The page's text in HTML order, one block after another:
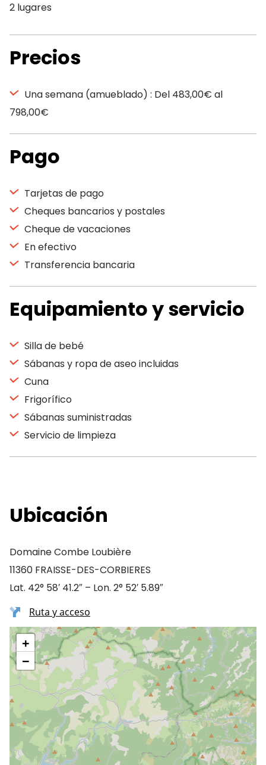
2 lugares
Precios
Una semana (amueblado) : Del 483,00€ al
798,00€
Pago
Tarjetas de pago
Cheques bancarios y postales
Cheque de vacaciones
En efectivo
Transferencia bancaria
Equipamiento y servicio
Silla de bebé
Sábanas y ropa de aseo incluidas
Cuna
Frigorífico
Sábanas suministradas
Servicio de limpieza
Ubicación
Domaine Combe Loubière
11360 FRAISSE-DES-CORBIERES
Lat. 42° 58′ 41.2″ – Lon. 2° 52′ 5.89″
Ruta y acceso
+
−